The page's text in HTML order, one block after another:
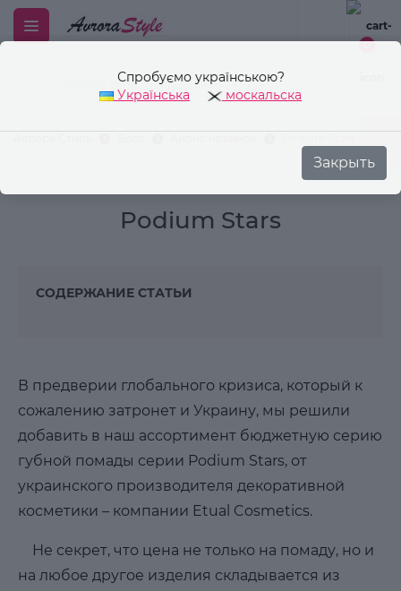
0
Українська
Закрыть
Podium Stars
СОДЕРЖАНИЕ СТАТЬИ
В предверии глобального кризиса, который к
сожалению затронет и Украину, мы решили
добавить в наш ассортимент бюджетную серию
губной помады серии Podium Stars, от
украинского производителя декоративной
косметики – компании Etual Cosmetics.
Не секрет, что цена не только на помаду, но и
на любое другое изделия складывается из